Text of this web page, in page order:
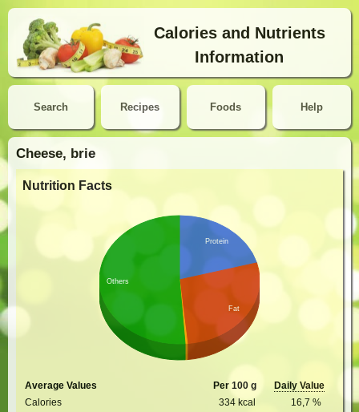
Calories and Nutrients
Information
Search Help
Recipes Foods
Cheese, brie
Nutrition Facts
Protein
Fat
Others
Average Values Per 100 g
Daily Value
Calories
334 kcal 16,7 %